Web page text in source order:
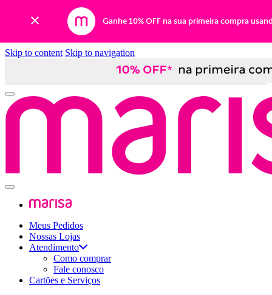
Ganhe 10% OFF na sua primeira compra
Skip to content Skip to navigation
Meus Pedidos
Nossas Lojas
Atendimento
Como comprar
Fale conosco
Cartões e Serviços